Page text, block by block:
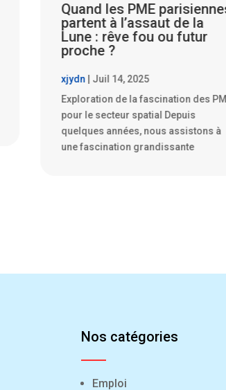
Révélations Choquantes :
Les Startups Parisiennes
Qui Réinventent le Système
Bancaire !
xjydn
Juil 11, 2025
1. Analyse des initiatives disruptives
dans le secteur bancaire par les
startups parisiennes Les startups
parisiennes n’ont pas froid
Nos catégories
Emploi